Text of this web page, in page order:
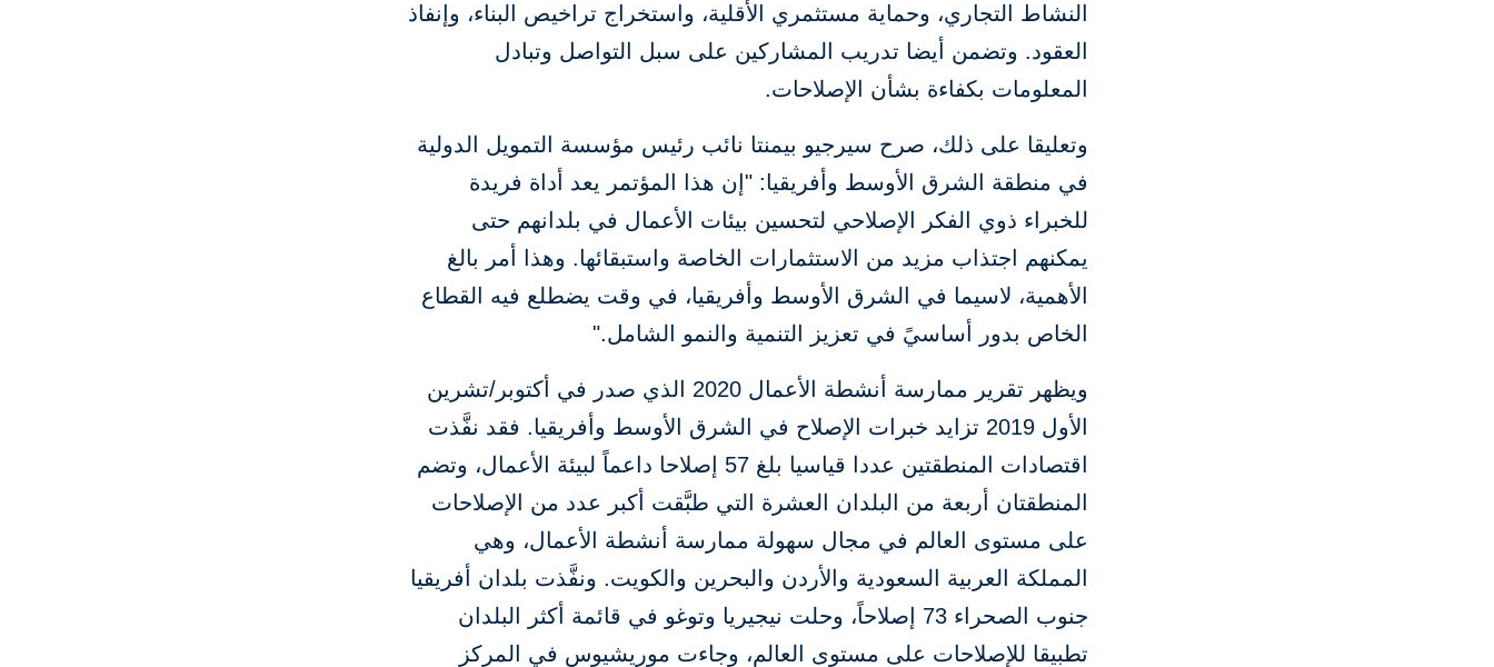
النشاط التجاري، وحماية مستثمري الأقلية، واستخراج تراخيص البناء، وإنفاذ
العقود. وتضمن أيضا تدريب المشاركين على سبل التواصل وتبادل
المعلومات بكفاءة بشأن الإصلاحات.
وتعليقا على ذلك، صرح سيرجيو بيمنتا نائب رئيس مؤسسة التمويل الدولية
في منطقة الشرق الأوسط وأفريقيا: "إن هذا المؤتمر يعد أداة فريدة
للخبراء ذوي الفكر الإصلاحي لتحسين بيئات الأعمال في بلدانهم حتى
يمكنهم اجتذاب مزيد من الاستثمارات الخاصة واستبقائها. وهذا أمر بالغ
الأهمية، لاسيما في الشرق الأوسط وأفريقيا، في وقت يضطلع فيه القطاع
الخاص بدور أساسيً في تعزيز التنمية والنمو الشامل."
ويظهر تقرير ممارسة أنشطة الأعمال 2020 الذي صدر في أكتوبر/تشرين
الأول 2019 تزايد خبرات الإصلاح في الشرق الأوسط وأفريقيا. فقد نفَّذت
اقتصادات المنطقتين عددا قياسيا بلغ 57 إصلاحا داعماً لبيئة الأعمال، وتضم
المنطقتان أربعة من البلدان العشرة التي طبَّقت أكبر عدد من الإصلاحات
على مستوى العالم في مجال سهولة ممارسة أنشطة الأعمال، وهي
المملكة العربية السعودية والأردن والبحرين والكويت. ونفَّذت بلدان أفريقيا
جنوب الصحراء 73 إصلاحاً، وحلت نيجيريا وتوغو في قائمة أكثر البلدان
تطبيقا للإصلاحات على مستوى العالم، وجاءت موريشيوس في المركز